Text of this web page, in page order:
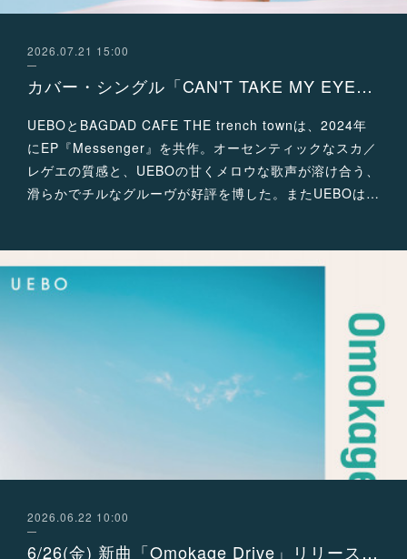
2026.07.21 15:00
カバー・シングル「CAN'T TAKE MY EYES OFF OF YOU」配信リリース！
UEBOとBAGDAD CAFE THE trench townは、2024年
にEP『Messenger』を共作。オーセンティックなスカ／
レゲエの質感と、UEBOの甘くメロウな歌声が溶け合う、
滑らかでチルなグルーヴが好評を博した。またUEBOは…
2026.06.22 10:00
6/26(金) 新曲「Omokage Drive」リリース決定